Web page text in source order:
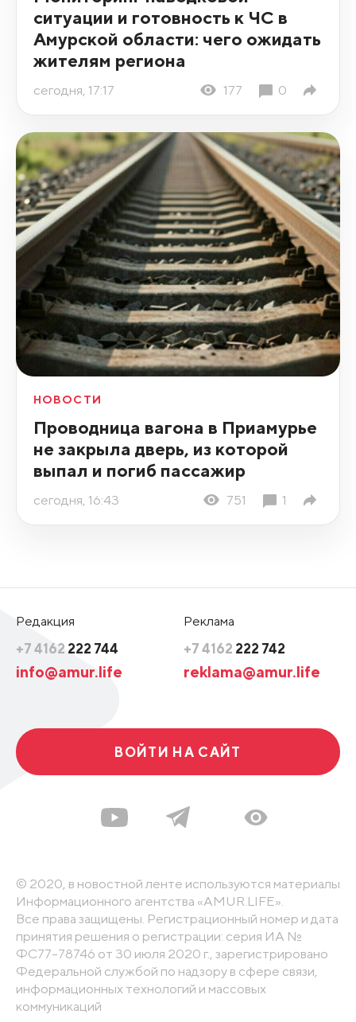
ситуации и готовность к ЧС в
Амурской области: чего ожидать
жителям региона
сегодня, 17:17 177 0
НОВОСТИ
Проводница вагона в Приамурье
не закрыла дверь, из которой
выпал и погиб пассажир
сегодня, 16:43 751 1
Редакция
+7 4162 222 744
info@amur.life
Реклама
+7 4162 222 742
reklama@amur.life
ВОЙТИ НА САЙТ
© 2020, в новостной ленте используются материалы
Информационного агентства «AMUR.LIFE».
Все права защищены. Регистрационный номер и дата
принятия решения о регистрации: серия ИА №
ФС77-78746 от 30 июля 2020 г., зарегистрировано
Федеральной службой по надзору в сфере связи,
информационных технологий и массовых
коммуникаций